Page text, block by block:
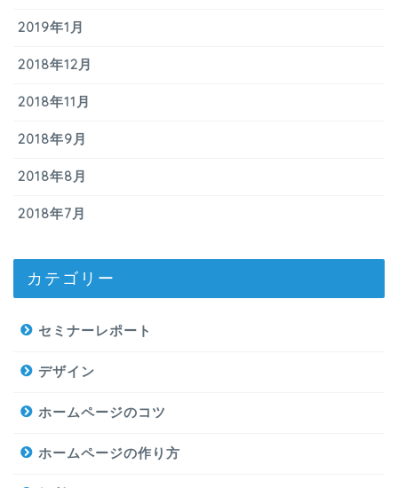
2019年1月
2018年12月
2018年11月
2018年9月
2018年8月
2018年7月
カテゴリー
セミナーレポート
デザイン
ホームページのコツ
ホームページの作り方